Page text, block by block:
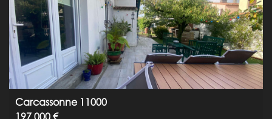
Carcassonne 11000
197 000 €